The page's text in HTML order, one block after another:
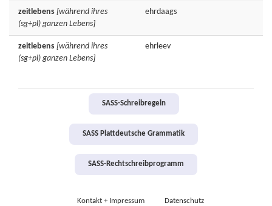
zeitlebens [während ihres
(sg+pl) ganzen Lebens]
ehrdaags
zeitlebens [während ihres
(sg+pl) ganzen Lebens]
ehrleev
SASS-Schreibregeln
SASS Plattdeutsche Grammatik
SASS-Rechtschreibprogramm
Kontakt + Impressum Datenschutz